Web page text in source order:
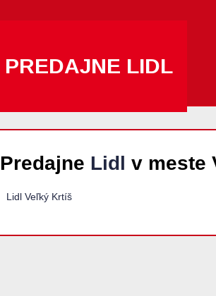
PREDAJNE LIDL
Predajne Lidl v meste
Lidl Veľký Krtíš